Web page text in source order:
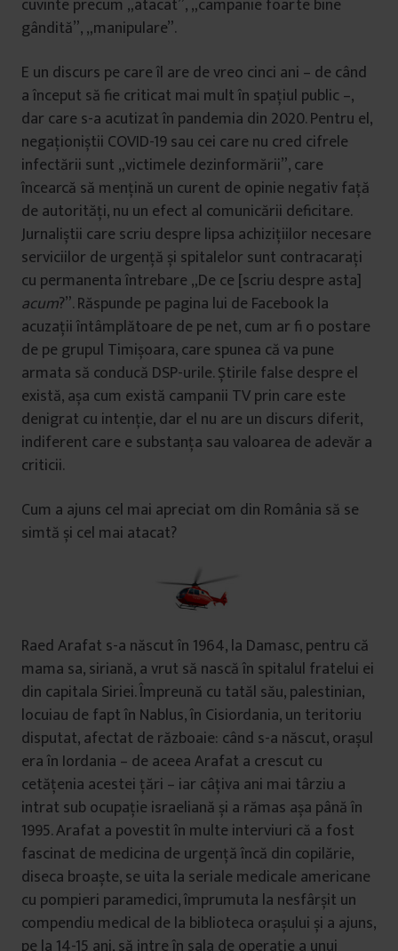
gândită”, „manipulare”.
E un discurs pe care îl are de vreo cinci ani – de când
a început să fie criticat mai mult în spațiul public –,
dar care s-a acutizat în pandemia din 2020. Pentru el,
negaționiștii COVID-19 sau cei care nu cred cifrele
infectării sunt „victimele dezinformării”, care
încearcă să mențină un curent de opinie negativ față
de autorități, nu un efect al comunicării deficitare.
Jurnaliștii care scriu despre lipsa achizițiilor necesare
serviciilor de urgență și spitalelor sunt contracarați
cu permanenta întrebare „De ce [scriu despre asta]
acum?”. Răspunde pe pagina lui de Facebook la
acuzații întâmplătoare de pe net, cum ar fi o postare
de pe grupul Timișoara, care spunea că va pune
armata să conducă DSP-urile. Știrile false despre el
există, așa cum există campanii TV prin care este
denigrat cu intenție, dar el nu are un discurs diferit,
indiferent care e substanța sau valoarea de adevăr a
criticii.
Cum a ajuns cel mai apreciat om din România să se
simtă și cel mai atacat?
Raed Arafat s-a născut în 1964, la Damasc, pentru că
mama sa, siriană, a vrut să nască în spitalul fratelui ei
din capitala Siriei. Împreună cu tatăl său, palestinian,
locuiau de fapt în Nablus, în Cisiordania, un teritoriu
disputat, afectat de războaie: când s-a născut, orașul
era în Iordania – de aceea Arafat a crescut cu
cetățenia acestei țări – iar câțiva ani mai târziu a
intrat sub ocupație israeliană și a rămas așa până în
1995. Arafat a povestit în multe interviuri că a fost
fascinat de medicina de urgență încă din copilărie,
diseca broaște, se uita la seriale medicale americane
cu pompieri paramedici, împrumuta la nesfârșit un
compendiu medical de la biblioteca orașului și a ajuns,